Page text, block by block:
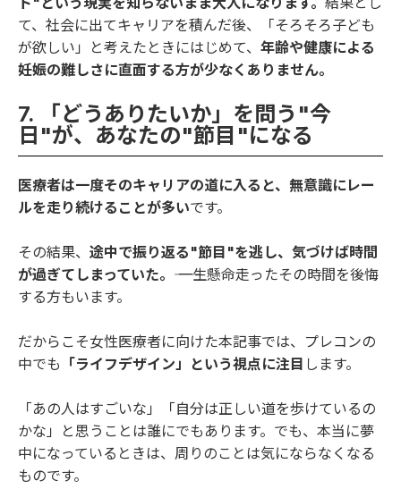
て、社会に出てキャリアを積んだ後、「そろそろ子ども
が欲しい」と考えたときにはじめて、 年齢や健康による
妊娠の難しさに直面する方が少なくありません。
7. 「どうありたいか」を問う"今
日"が、あなたの"節目"になる
医療者は一度そのキャリアの道に入ると、無意識にレー
ルを走り続けることが多いです。
その結果、 途中で振り返る"節目"を逃し、気づけば時間
が過ぎてしまっていた。―― 一生懸命走ったその時間を後悔
する方もいます。
だからこそ女性医療者に向けた本記事では、プレコンの
中でも 「ライフデザイン」という視点に注目 します。
「あの人はすごいな」「自分は正しい道を歩けているの
かな」と思うことは誰にでもあります。でも、本当に夢
中になっているときは、周りのことは気にならなくなる
ものです。